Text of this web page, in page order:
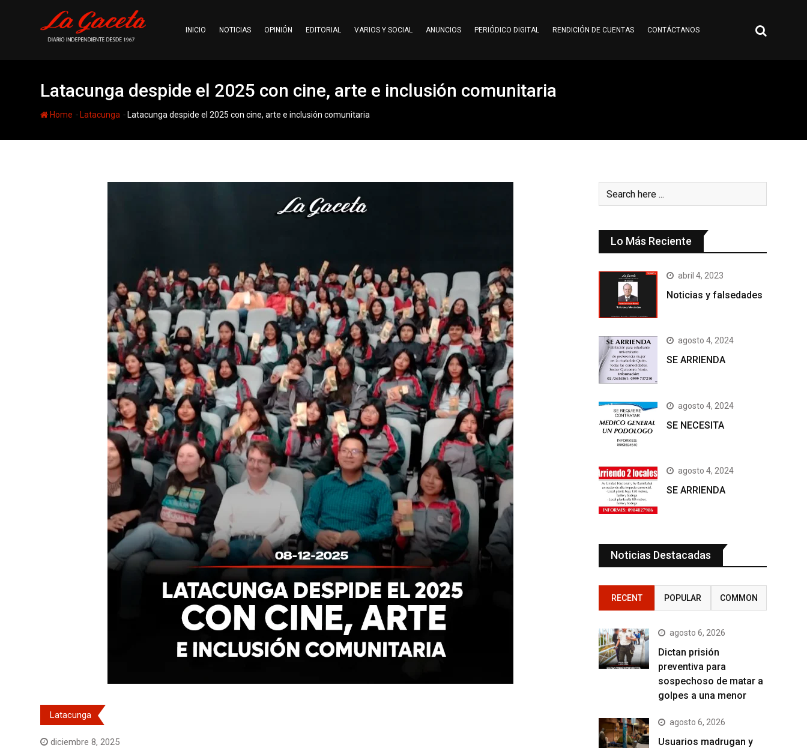
INICIO NOTICIAS OPINIÓN EDITORIAL VARIOS Y SOCIAL ANUNCIOS PERIÓDICO DIGITAL RENDICIÓN DE CUENTAS CONTÁCTANOS
Latacunga despide el 2025 con cine, arte e inclusión comunitaria
Home - Latacunga - Latacunga despide el 2025 con cine, arte e inclusión comunitaria
Latacunga
diciembre 8, 2025
Lo Más Reciente
abril 4, 2023
Noticias y falsedades
agosto 4, 2024
SE ARRIENDA
agosto 4, 2024
SE NECESITA
agosto 4, 2024
SE ARRIENDA
Noticias Destacadas
RECENT POPULAR COMMON
agosto 6, 2026
Dictan prisión
preventiva para
sospechoso de matar a
golpes a una menor
agosto 6, 2026
Usuarios madrugan y